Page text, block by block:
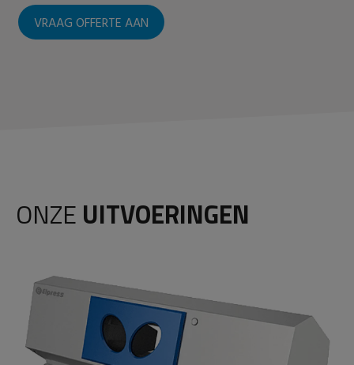
VRAAG OFFERTE AAN
ONZE UITVOERINGEN